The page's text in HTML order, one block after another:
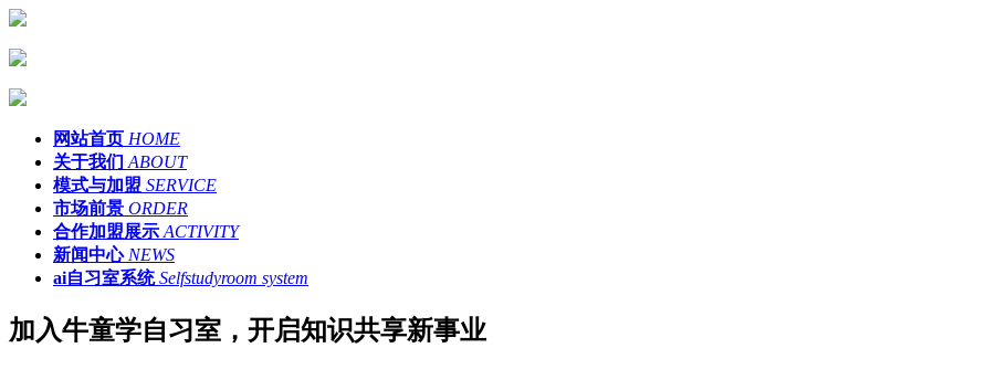
网站首页 HOME
关于我们 ABOUT
模式与加盟 SERVICE
市场前景 ORDER
合作加盟展示 ACTIVITY
新闻中心 NEWS
ai自习室系统 Selfstudyroom system
加入牛童学自习室，开启知识共享新事业